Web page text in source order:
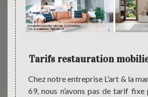
69
Tarifs restauration
Chez notre entreprise L'art & la
69, nous n’avons pas de tarif